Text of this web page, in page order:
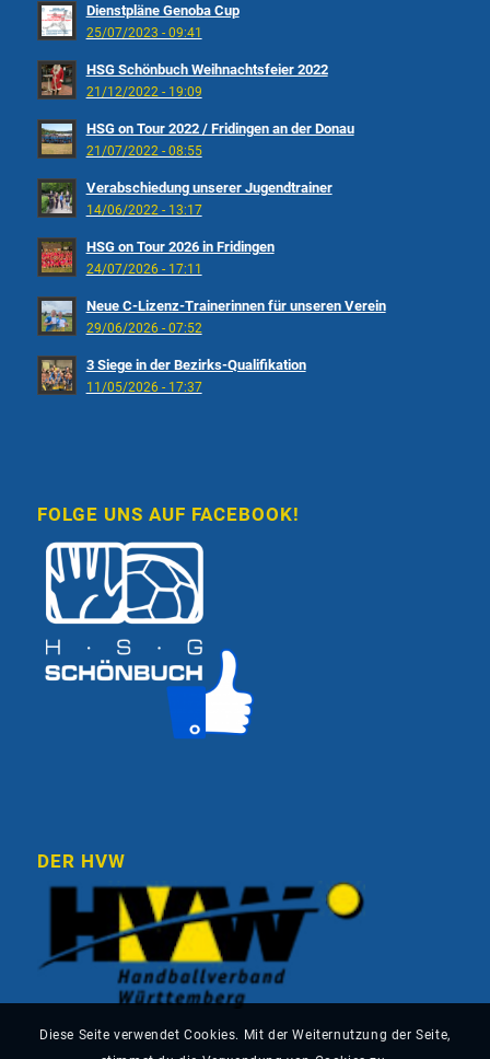
Dienstpläne Genoba Cup
25/07/2023 - 09:41
HSG Schönbuch Weihnachtsfeier 2022
21/12/2022 - 19:09
HSG on Tour 2022 / Fridingen an der Donau
21/07/2022 - 08:55
Verabschiedung unserer Jugendtrainer
14/06/2022 - 13:17
HSG on Tour 2026 in Fridingen
24/07/2026 - 17:11
Neue C-Lizenz-Trainerinnen für unseren Verein
29/06/2026 - 07:52
3 Siege in der Bezirks-Qualifikation
11/05/2026 - 17:37
FOLGE UNS AUF FACEBOOK!
DER HVW
Diese Seite verwendet Cookies. Mit der Weiternutzung der Seite,